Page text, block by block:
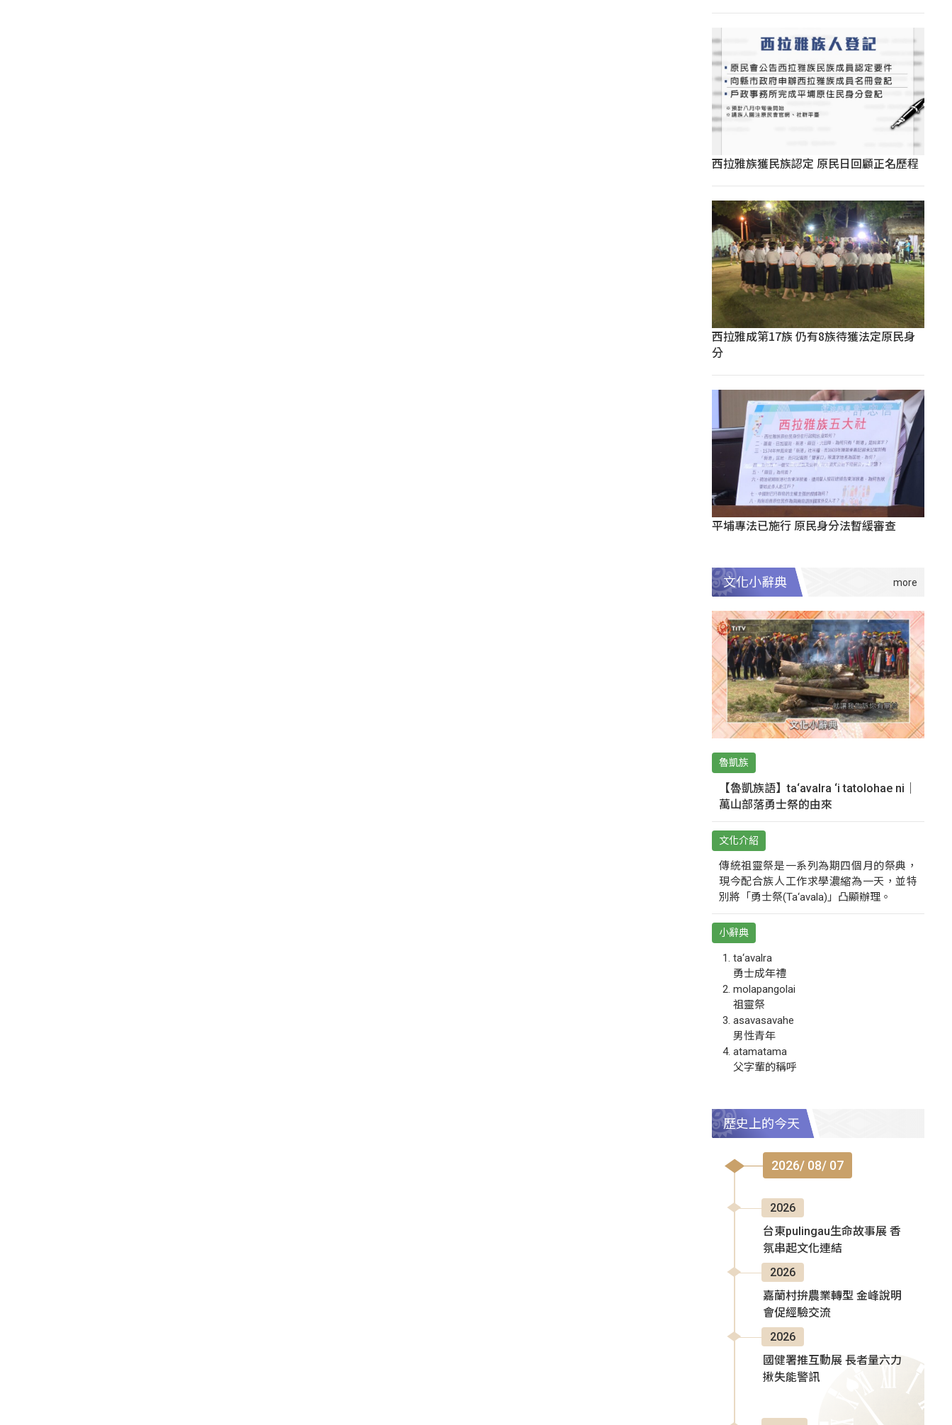
西拉雅族獲民族認定 原民日回顧正名歷程
西拉雅成第17族 仍有8族待獲法定原民身
分
平埔專法已施行 原民身分法暫緩審查
文化小辭典
魯凱族
【魯凱族語】ta‘avalra ‘i tatolohae ni｜
萬山部落勇士祭的由來
文化介紹
傳統祖靈祭是一系列為期四個月的祭典，
現今配合族人工作求學濃縮為一天，並特
別將「勇士祭(Ta‘avala)」凸顯辦理。
小辭典
ta‘avalra
勇士成年禮
molapangolai
祖靈祭
asavasavahe
男性青年
atamatama
父字輩的稱呼
歷史上的今天
2026/ 08/ 07
2026
台東pulingau生命故事展 香
氛串起文化連結
2026
嘉蘭村拚農業轉型 金峰說明
會促經驗交流
2026
國健署推互動展 長者量六力
揪失能警訊